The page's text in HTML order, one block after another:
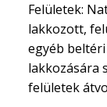
Felületek:
lakkozott,
egyéb
lakkozására
felületek